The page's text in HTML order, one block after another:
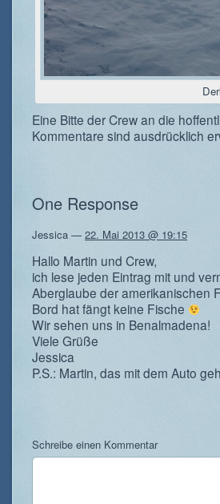
Eine Bitte der Crew an die
Kommentare sind ausdrücklich
One Response
Jessica — 22. Mai 2013 @ 19:15
Hallo Martin und Crew,
ich lese jeden Eintrag mit und
Aberglaube der amerikanischen
Bord hat fängt keine Fische
Wir sehen uns in Benalmadena!
Viele Grüße
Jessica
P.S.: Martin, das mit dem Auto
Schreibe einen Kommentar